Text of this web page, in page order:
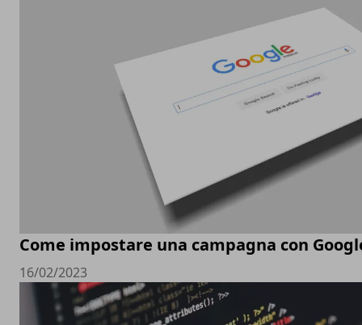
Come impostare una campagna con
16/02/2023